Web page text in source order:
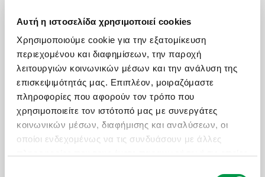
Αυτή η ιστοσελίδα χρησιμοποιεί cookies
Χρησιμοποιούμε cookie για την εξατομίκευση
περιεχομένου και διαφημίσεων, την παροχή
λειτουργιών κοινωνικών μέσων και την ανάλυση της
επισκεψιμότητάς μας. Επιπλέον, μοιραζόμαστε
πληροφορίες που αφορούν τον τρόπο που
χρησιμοποιείτε τον ιστότοπό μας με συνεργάτες
κοινωνικών μέσων, διαφήμισης και αναλύσεων, οι
οποίοι ενδεχομένως να τις συνδυάσουν με άλλες
ΠΕΙΡΑΙΑ
Πληροφορίες
Αναχωρήσεις
8 ημέρες / 7 νύχτες
Κρουαζιέρα 7 διανυκτερεύσεων με το Costa Fortuna
σεΠειραιά, Ελλάδα -Κωνσταντινούπολη, Τουρκία -
Μύκονο, Ελλάδα -Ηράκλειο, Ελλάδα -Ρόδο
-Σαντορίνη
, Ελλάδα. Διαμονή σε καμπίνα της
επιλογής σας με πλήρη διατροφή καθημερινά στο
κρουαζιερόπλοιο.
ON REQUEST
ΑΠΟ 919
Τελική τιμή ανά άτομο